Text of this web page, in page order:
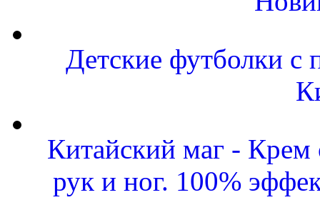
Детские футболки с
Китайский маг -
рук и ног. 100%